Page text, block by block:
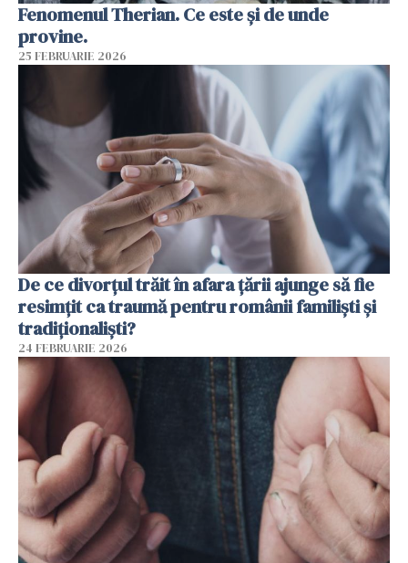
Fenomenul Therian. Ce este și de unde
provine.
25 FEBRUARIE 2026
De ce divorțul trăit în afara țării ajunge să fie
resimțit ca traumă pentru românii familiști și
tradiționaliști?
24 FEBRUARIE 2026